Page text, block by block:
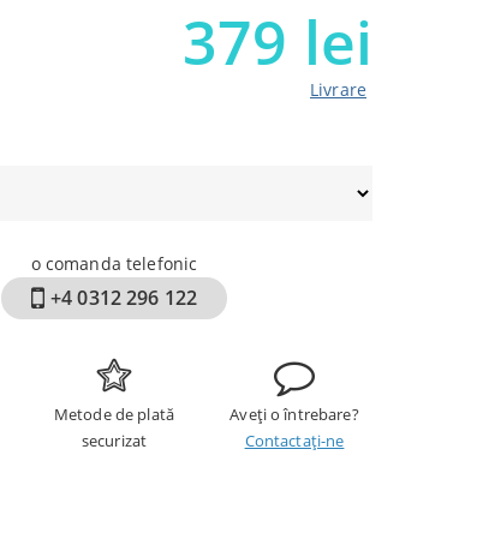
379 lei
Livrare
o comanda telefonic
+4 0312 296 122
Metode de plată
securizat
Aveți o întrebare?
Contactați-ne